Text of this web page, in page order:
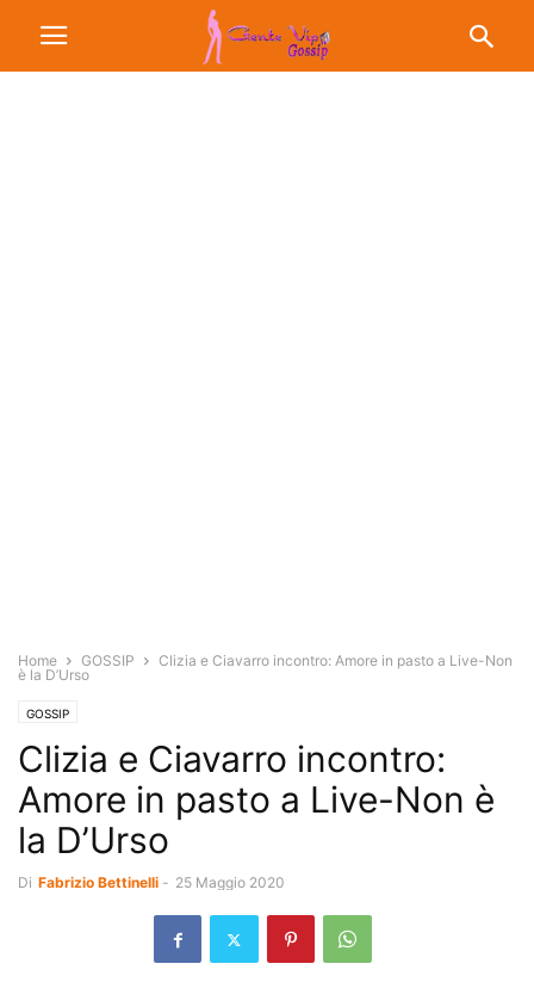
Home GOSSIP
Clizia e Ciavarro incontro: Amore in pasto a Live-Non
è la D’Urso
GOSSIP
Clizia e Ciavarro incontro:
Amore in pasto a Live-Non è
la D’Urso
Di Fabrizio Bettinelli - 25 Maggio 2020